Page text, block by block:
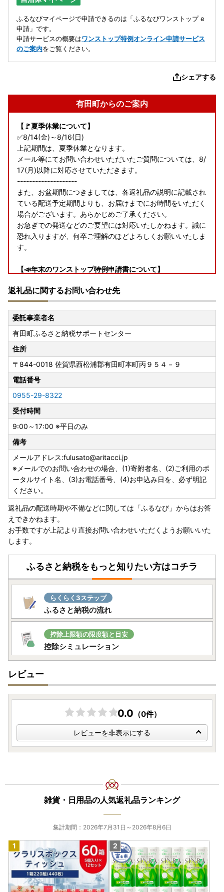
ふるなびマイページで申請できるのは「ふるなびワンストップ e
申請」です。
申請サービスの概要はワンストップ特例オンライン申請サービス
のご案内をご覧ください。
シェアする
有田町からのご案内
【🚩夏季休業について】
✅8/14(金)～8/16(日)
上記期間は、夏季休業となります。
メール等にてお問い合わせいただいたご質問については、8/
17(月)以降に対応させていただきます。
--------------------
また、お盆期間につきましては、各返礼品の説明に記載され
ている配送予定期間よりも、お届けまでにお時間をいただく
場合がございます。あらかじめご了承ください。
お急ぎでの発送などのご要望には対応いたしかねます。誠に
恐れ入りますが、何卒ご理解のほどよろしくお願いいたしま
す。
【📣年末のワンストップ特例申請書について】
は、「寄附金税額控除に係る申告特例申請書」（ワンストッ
プ特例申請書）をお送りしています。１２月１９日（金）以
降に寄附された方については、書類のお届けが年明けになる
ことがありますので、お急ぎの方は申請書をダウンロードし
て提出してください。
また、すでに特例申請の手続を完了された方でも、氏名・住
所を変更された場合は「寄附金控除に係る申告特例申請事項
変更届出」（変更届）の提出が必要です。
令和７年分の特例申請書及び変更届の提出期限は、令和８年
１月１０日（必着）です。この日を過ぎると確定申告をして
いただく必要がございますのでご注意ください。
特例申請書の提出先
〒８４９－４１９２
佐賀県西松浦郡有田町立部乙２２０２番地
有田町役場 総務課 ふるさと納税担当
※申請書の提出先誤りが多くなっています。提出先を間違わ
れた場合は、提出期限までに申請書が到着しないことがあり
ますので寄附先を今一度ご確認いただき郵送してください。
有田町ホームページ ＞ 町政 ＞ まちの魅力 ＞ ふるさと納税
＞ ふるさと納税ワンストップ特例制度について
又は
有田町のホームページ ワンストップ特例申請ダウンロード
【ワンストップ申請をオンラインで！】
当自治体はオンラインワンストップ申請に対応しておりま
ご寄附後の手続きが大変便利になる「自治体マイページ」を
ぜひご利用ください。ご利用は「自治体マイページ」を検
索、
又はhttps://mypg.jp/
【返礼品のお届けにつきまして】
例年10月以降はご寄付が集中し一部の返礼品につきましては
ます。
お早めのお申し込みをお願いします。
お問い合わせ窓口につきまして
問い合わせ内容により対応窓口が異なります。
ご不便をおかけしますが、今一度内容をご確認の上お手続き
【ワンストップ特例申請書送付先】
佐賀県西松浦郡有田町立部乙2202番地
請の受付に関すること】
◆有田町コールセンター
TEL：050-3172-5425（平日9:00～17:15）
mail：saga.arita@do-furusato.jp
【返礼品に関すること(詳細・配送等)】
返礼品に関するお問い合わせ先
委託事業者名
有田町ふるさと納税サポートセンター
住所
〒844-0018 佐賀県西松浦郡有田町本町丙９５４－９
電話番号
0955-29-8322
受付時間
9:00～17:00 ※平日のみ
備考
メールアドレス:fulusato@aritacci.jp
※メールでのお問い合わせの場合、(1)寄附者名、(2)ご利用のポ
ータルサイト名、(3)お電話番号、(4)お申込み日を、必ず明記
ください。
返礼品の配送時期や不備などに関しては「ふるなび」からはお答
えできかねます。
お手数ですが上記より直接お問い合わせいただくようお願いいた
します。
ふるさと納税をもっと知りたい方はコチラ
らくらく3ステップ
ふるさと納税の流れ
控除上限額の限度額と目安
控除シミュレーション
レビュー
0.0 （0件）
レビューを非表示にする
雑貨・日用品の人気返礼品ランキング
集計期間：2026年7月31日～2026年8月6日